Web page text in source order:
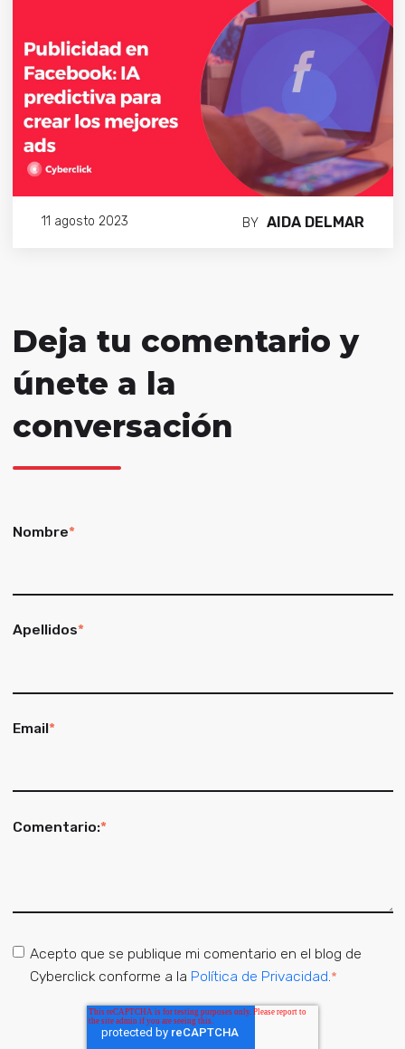
11 agosto 2023 BY AIDA DELMAR
Deja tu comentario y
únete a la
conversación
Nombre*
Apellidos*
Email*
Comentario:*
Acepto que se publique mi comentario en el blog de
Cyberclick conforme a la Política de Privacidad.*